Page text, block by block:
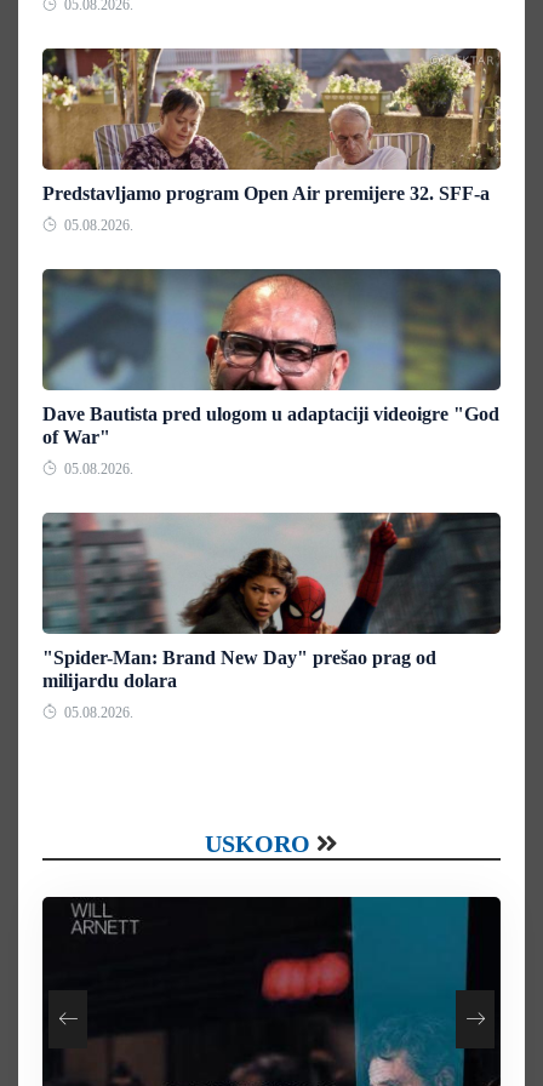
05.08.2026.
Predstavljamo program Open Air premijere 32. SFF-a
05.08.2026.
Dave Bautista pred ulogom u adaptaciji videoigre "God
of War"
05.08.2026.
"Spider-Man: Brand New Day" prešao prag od
milijardu dolara
05.08.2026.
USKORO